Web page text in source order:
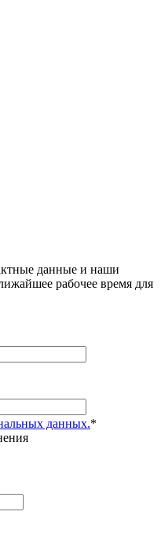
данные и наши
рабочее время для
данных.*